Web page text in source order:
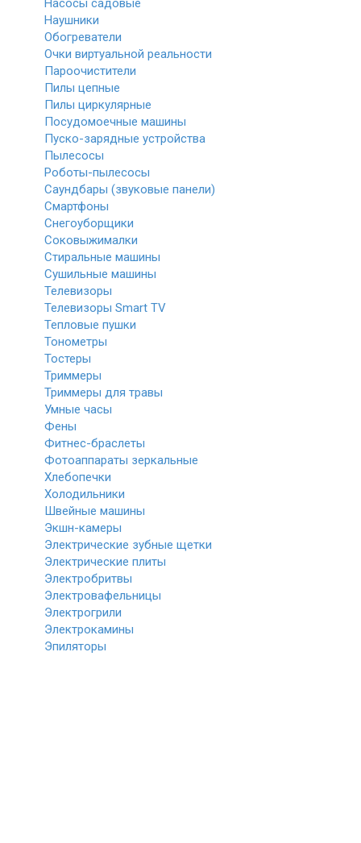
Насосы садовые
Наушники
Обогреватели
Очки виртуальной реальности
Пароочистители
Пилы цепные
Пилы циркулярные
Посудомоечные машины
Пуско-зарядные устройства
Пылесосы
Роботы-пылесосы
Саундбары (звуковые панели)
Смартфоны
Снегоуборщики
Соковыжималки
Стиральные машины
Сушильные машины
Телевизоры
Телевизоры Smart TV
Тепловые пушки
Тонометры
Тостеры
Триммеры
Триммеры для травы
Умные часы
Фены
Фитнес-браслеты
Фотоаппараты зеркальные
Хлебопечки
Холодильники
Швейные машины
Экшн-камеры
Электрические зубные щетки
Электрические плиты
Электробритвы
Электровафельницы
Электрогрили
Электрокамины
Эпиляторы